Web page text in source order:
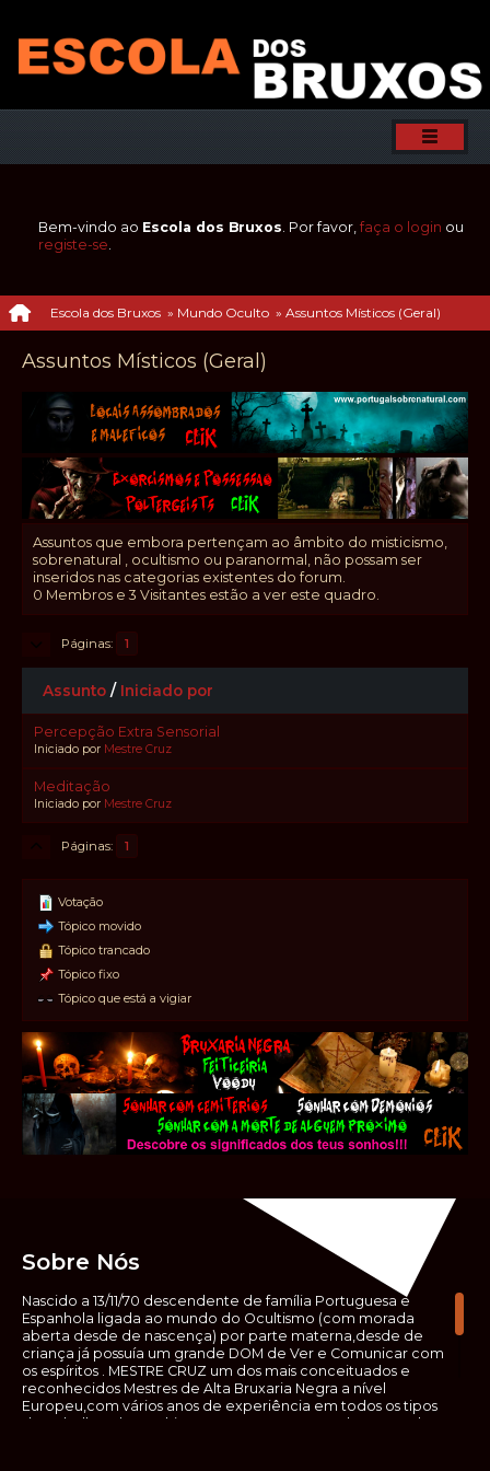
Bem-vindo ao Escola dos Bruxos. Por favor, faça o login ou
registe-se.
Escola dos Bruxos » Mundo Oculto » Assuntos Místicos (Geral)
Assuntos Místicos (Geral)
Assuntos que embora pertençam ao âmbito do misticismo,
sobrenatural , ocultismo ou paranormal, não possam ser
inseridos nas categorias existentes do forum.
0 Membros e 3 Visitantes estão a ver este quadro.
Páginas 1
Assunto / Iniciado por
Percepção Extra Sensorial
Iniciado por Mestre Cruz
Meditação
Iniciado por Mestre Cruz
Páginas 1
Votação
Tópico movido
Tópico trancado
Tópico fixo
Tópico que está a vigiar
Sobre Nós
Nascido a 13/11/70 descendente de família Portuguesa e
Espanhola ligada ao mundo do Ocultismo (com morada
aberta desde de nascença) por parte materna,desde de
criança já possuía um grande DOM de Ver e Comunicar com
os espíritos . MESTRE CRUZ um dos mais conceituados e
reconhecidos Mestres de Alta Bruxaria Negra a nível
Europeu,com vários anos de experiência em todos os tipos
de trabalhos de Ocultismo. Escreveu os seus saberes ocultos